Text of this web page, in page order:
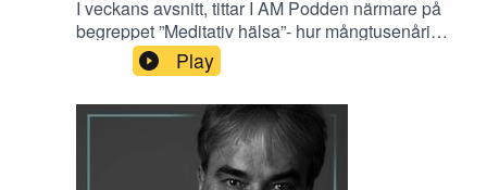
I veckans avsnitt, tittar I AM Podden närmare på
begreppet ”Meditativ hälsa”- hur mångtusenårig
tradition strävar att beskriva vad meditation i
grunden alltid handlat om.
Play